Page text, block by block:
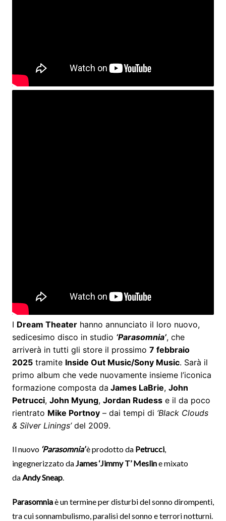
I Dream Theaterhanno annunciato il loro nuovo,
sedicesimo disco in studio ‘Parasomnia’, che
arriverà in tutti gli store il prossimo 7 febbraio
2025tramite Inside Out Music/Sony Music. Sarà il
primo album che vede nuovamente insieme l’iconica
formazione composta da James LaBrie, John
Petrucci, John Myung, Jordan Rudesse il da poco
rientrato Mike Portnoy– dai tempi di ‘Black Clouds
& Silver Linings’del 2009.
Il nuovo‘Parasomnia’è prodotto da Petrucci,
ingegnerizzato da James ‘Jimmy T’ Mesline mixato
da Andy Sneap.
Parasomniaè un termine per disturbi del sonno dirompenti,
tra cui sonnambulismo, paralisi del sonno e terrori notturni.